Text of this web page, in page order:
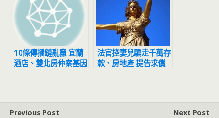
10條傳播鏈亂竄 宜蘭
酒店、雙北房仲案基因
法官控妻兒騙走千萬存
款、房地產 提告求償
Previous Post Next Post